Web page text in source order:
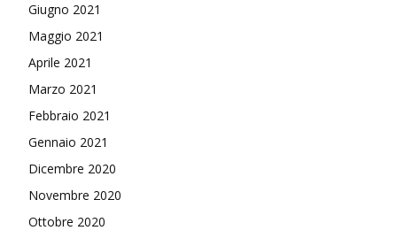
Giugno 2021
Maggio 2021
Aprile 2021
Marzo 2021
Febbraio 2021
Gennaio 2021
Dicembre 2020
Novembre 2020
Ottobre 2020